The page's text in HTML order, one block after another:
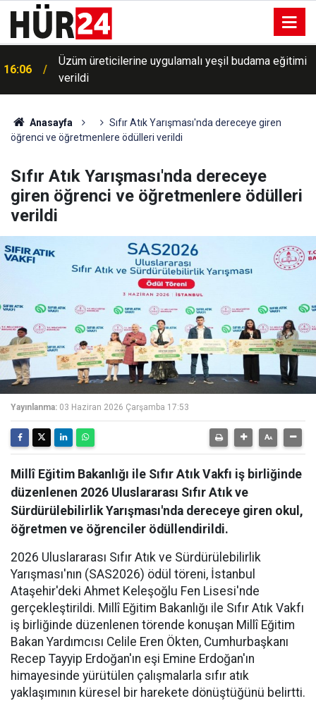
16:06
Üzüm üreticilerine uygulamalı yeşil budama eğitimi
verildi
Anasayfa
Sıfır Atık Yarışması'nda dereceye giren
öğrenci ve öğretmenlere ödülleri verildi
Sıfır Atık Yarışması'nda dereceye
giren öğrenci ve öğretmenlere ödülleri
verildi
Yayınlanma: 03 Haziran 2026 Çarşamba 17:53
Millî Eğitim Bakanlığı ile Sıfır Atık Vakfı iş birliğinde
düzenlenen 2026 Uluslararası Sıfır Atık ve
Sürdürülebilirlik Yarışması'nda dereceye giren okul,
öğretmen ve öğrenciler ödüllendirildi.
2026 Uluslararası Sıfır Atık ve Sürdürülebilirlik
Yarışması'nın (SAS2026) ödül töreni, İstanbul
Ataşehir'deki Ahmet Keleşoğlu Fen Lisesi'nde
gerçekleştirildi. Millî Eğitim Bakanlığı ile Sıfır Atık Vakfı
iş birliğinde düzenlenen törende konuşan Millî Eğitim
Bakan Yardımcısı Celile Eren Ökten, Cumhurbaşkanı
Recep Tayyip Erdoğan'ın eşi Emine Erdoğan'ın
himayesinde yürütülen çalışmalarla sıfır atık
yaklaşımının küresel bir harekete dönüştüğünü belirtti.